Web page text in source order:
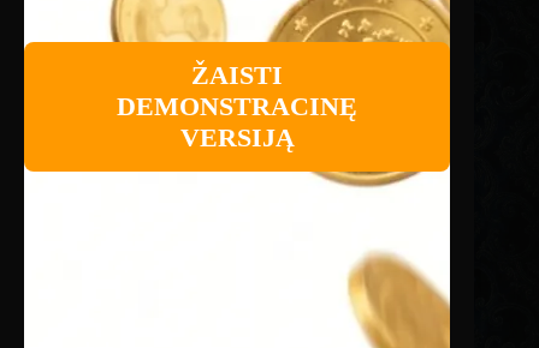
ŽAISTI
DEMONSTRACINĘ
VERSIJĄ